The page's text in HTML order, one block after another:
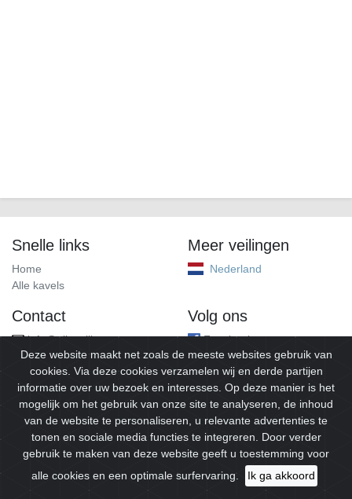
Snelle links
Home
Alle kavels
Meer veilingen
Nederland
Contact
info@alleveilingen.net
Volg ons
Facebook
© 2026Alleveilingen.Alle rechten voorbehouden.
Deze website maakt net zoals de meeste websites gebruik van
cookies. Via deze cookies verzamelen wij en derde partijen
informatie over uw bezoek en interesses. Op deze manier is het
mogelijk om het gebruik van onze site te analyseren, de inhoud
van de website te personaliseren, u relevante advertenties te
tonen en sociale media functies te integreren. Door verder
gebruik te maken van deze website geeft u toestemming voor
alle cookies en een optimale surfervaring.
Ik ga akkoord